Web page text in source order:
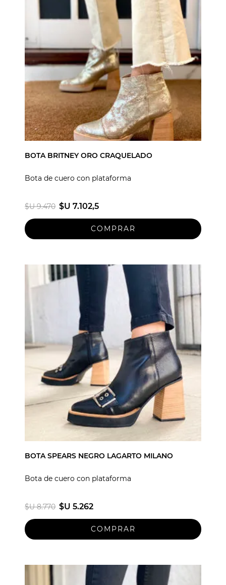
BOTA BRITNEY ORO CRAQUELADO
Bota de cuero con plataforma
$U 9.470 $U 7.102,5
BOTA SPEARS NEGRO LAGARTO MILANO
Bota de cuero con plataforma
$U 8.770 $U 5.262